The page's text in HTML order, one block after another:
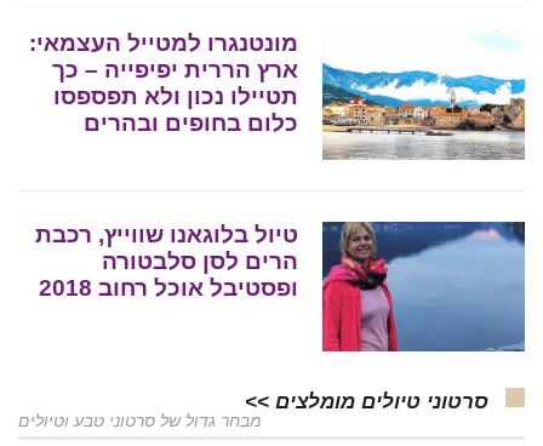
מונטנגרו למטייל העצמאי:
ארץ הררית יפיפייה – כך
תטיילו נכון ולא תפספסו
כלום בחופים ובהרים
טיול בלוגאנו שווייץ, רכבת
הרים לסן סלבטורה
ופסטיבל אוכל רחוב 2018
סרטוני טיולים מומלצים >>
מבחר גדול של סרטוני טבע וטיולים